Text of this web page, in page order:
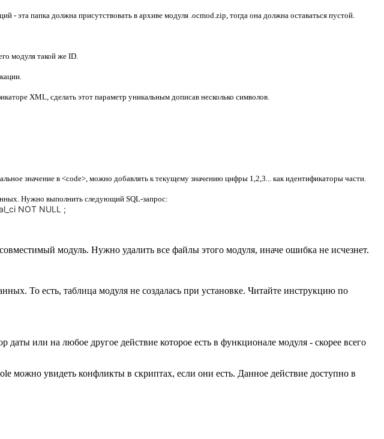
эта папка должна присутствовать в архиве модуля .ocmod.zip, тогда она должна оставаться пустой.
модуля такой же ID.
XML, сделать этот параметр уникальным дописав несколько символов.
значение в <code>, можно добавлять к текущему значению цифры 1,2,3... как идентификаторы части.
Нужно выполнить следующий SQL-запрос:
NOT NULL ;
модуль. Нужно удалить все файлы этого модуля, иначе ошибка не исчезнет.
То есть, таблица модуля не создалась при установке. Читайте инструкцию по
или на любое другое действие которое есть в функционале модуля - скорее всего
можно увидеть конфликты в скриптах, если они есть. Данное действие доступно в